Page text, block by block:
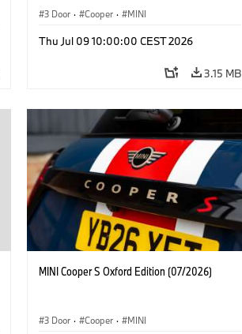
3 Door · Cooper · MINI
Thu Jul 09 10:00:00 CEST 2026
3.15 MB
MINI Cooper S Oxford Edition (07/2026)
3 Door · Cooper · MINI